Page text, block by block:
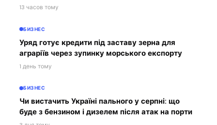
13 часов тому
БИЗНЕС
Уряд готує кредити під заставу зерна для
аграріїв через зупинку морського експорту
1 день тому
БИЗНЕС
Чи вистачить Україні пального у серпні: що
буде з бензином і дизелем після атак на порти